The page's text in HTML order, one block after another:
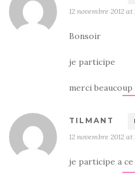
12 novembre 2012 at
Bonsoir
je participe
merci beaucoup
TILMANT
12 novembre 2012 at
je participe a